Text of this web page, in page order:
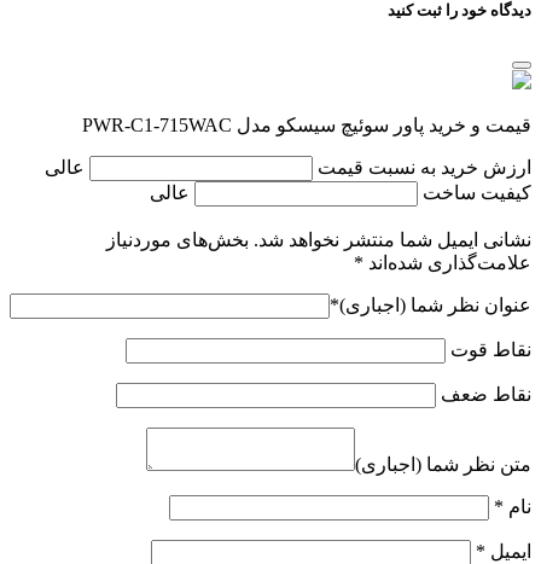
دیدگاه خود را ثبت کنید
قیمت و خرید پاور سوئیچ سیسکو مدل PWR-C1-715WAC
ارزش خرید به نسبت قیمت
عالی
کیفیت ساخت
عالی
نشانی ایمیل شما منتشر نخواهد شد. بخش‌های موردنیاز
علامت‌گذاری شده‌اند *
عنوان نظر شما (اجباری)*
نقاط قوت
نقاط ضعف
متن نظر شما (اجباری)
نام *
ایمیل *